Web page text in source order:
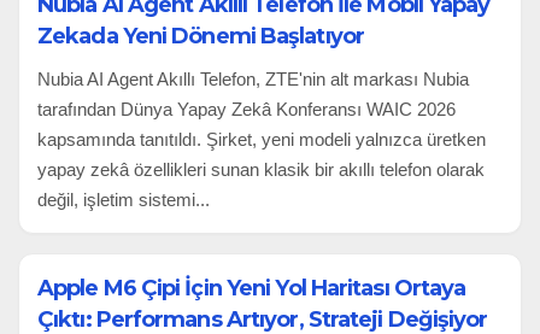
Zekada Yeni Dönemi Başlatıyor
Nubia AI Agent Akıllı Telefon, ZTE'nin alt markası Nubia
tarafından Dünya Yapay Zekâ Konferansı WAIC 2026
kapsamında tanıtıldı. Şirket, yeni modeli yalnızca üretken
yapay zekâ özellikleri sunan klasik bir akıllı telefon olarak
değil, işletim sistemi...
Apple M6 Çipi İçin Yeni Yol Haritası Ortaya
Çıktı: Performans Artıyor, Strateji Değişiyor